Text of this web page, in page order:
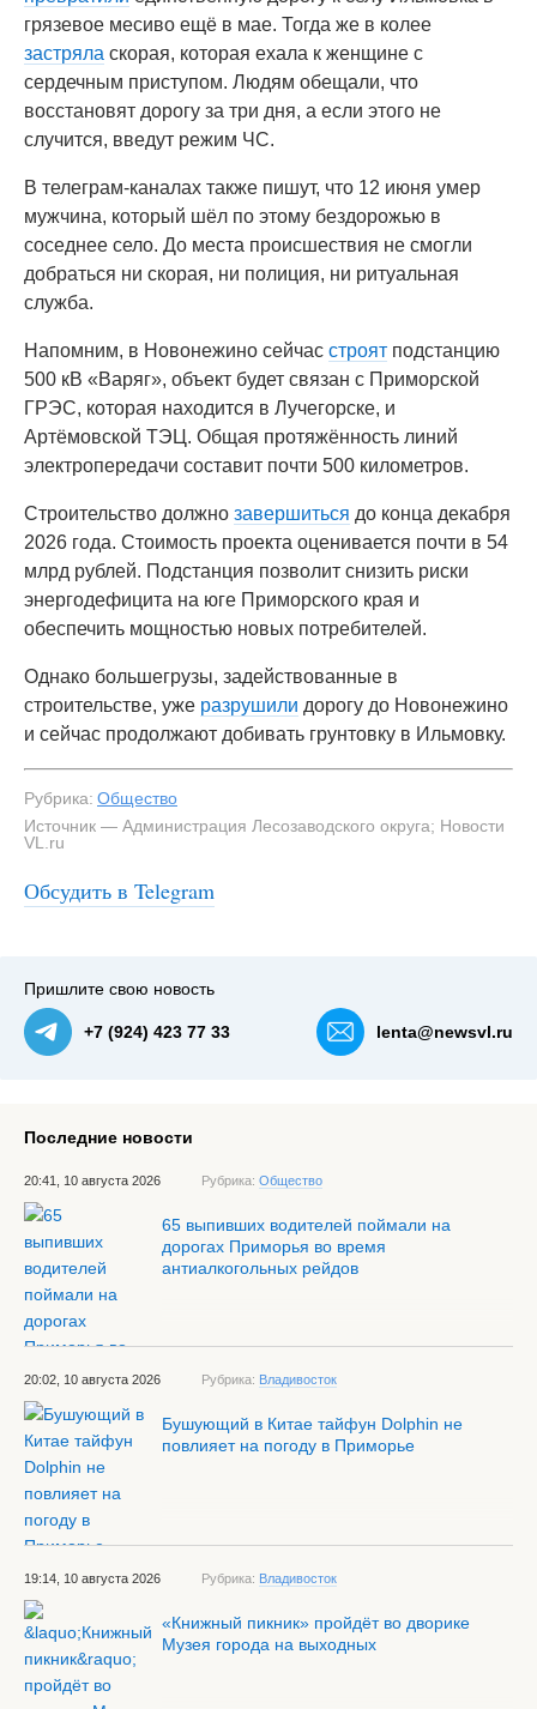
грязевое месиво ещё в мае. Тогда же в колее
застряла скорая, которая ехала к женщине с
сердечным приступом. Людям обещали, что
восстановят дорогу за три дня, а если этого не
случится, введут режим ЧС.
В телеграм-каналах также пишут, что 12 июня умер
мужчина, который шёл по этому бездорожью в
соседнее село. До места происшествия не смогли
добраться ни скорая, ни полиция, ни ритуальная
служба.
Напомним, в Новонежино сейчас строят подстанцию
500 кВ «Варяг», объект будет связан с Приморской
ГРЭС, которая находится в Лучегорске, и
Артёмовской ТЭЦ. Общая протяжённость линий
электропередачи составит почти 500 километров.
Строительство должно завершиться до конца декабря
2026 года. Стоимость проекта оценивается почти в 54
млрд рублей. Подстанция позволит снизить риски
энергодефицита на юге Приморского края и
обеспечить мощностью новых потребителей.
Однако большегрузы, задействованные в
строительстве, уже разрушили дорогу до Новонежино
и сейчас продолжают добивать грунтовку в Ильмовку.
Рубрика: Общество
Источник — Администрация Лесозаводского округа; Новости
VL.ru
Обсудить в Telegram
задействованные на стройке подстанции и ЛЭП —
NewsVL.ru
Пришлите свою новость
+7 (924) 423 77 33 lenta@newsvl.ru
Последние новости
20:41, 10 августа 2026 Рубрика: Общество
65 выпивших водителей поймали на
дорогах Приморья во время
антиалкогольных рейдов
20:02, 10 августа 2026 Рубрика: Владивосток
Бушующий в Китае тайфун Dolphin не
повлияет на погоду в Приморье
19:14, 10 августа 2026 Рубрика: Владивосток
«Книжный пикник» пройдёт во дворике
Музея города на выходных